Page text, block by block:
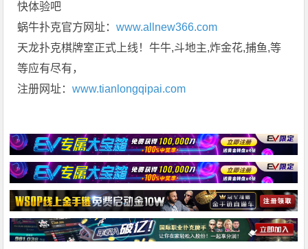
快体验吧
蜗牛扑克官方网址：www.allnew366.com
天龙扑克棋牌室正式上线！牛牛,斗地主,炸金花,捕鱼,等
等应有尽有，
注册网址：www.tianlongqipai.com